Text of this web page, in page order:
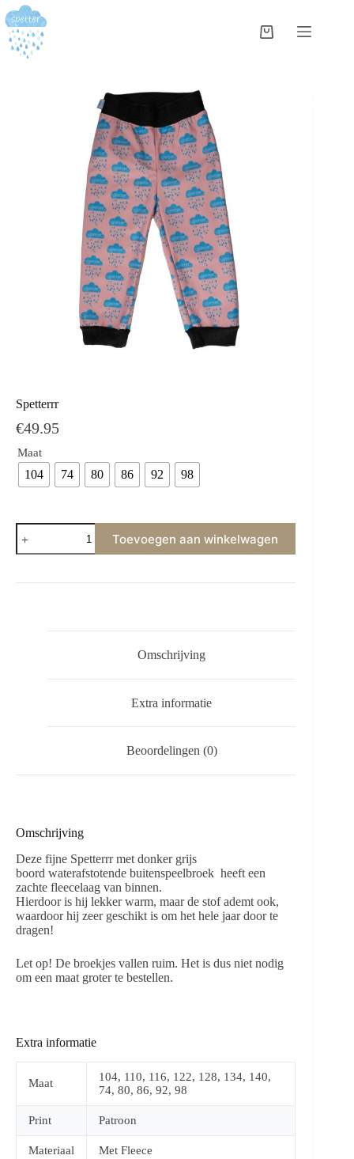
Spetterrr
€49.95
Maat
104 74 80 86 92 98
Toevoegen aan winkelwagen
Omschrijving
Extra informatie
Beoordelingen (0)
Omschrijving
Deze fijne Spetterrr met donker grijs
boord waterafstotende buitenspeelbroek heeft een
zachte fleecelaag van binnen.
Hierdoor is hij lekker warm, maar de stof ademt ook,
waardoor hij zeer geschikt is om het hele jaar door te
dragen!
Let op! De broekjes vallen ruim. Het is dus niet nodig
om een maat groter te bestellen.
Extra informatie
Maat
104, 110, 116, 122, 128, 134, 140,
74, 80, 86, 92, 98
Print Patroon
Materiaal Met Fleece